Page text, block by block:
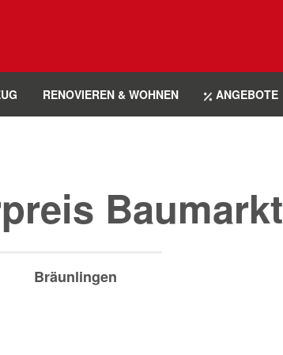
RENOVIEREN & WOHNEN ANGEBOTE
Baumarkt
Bräunlingen